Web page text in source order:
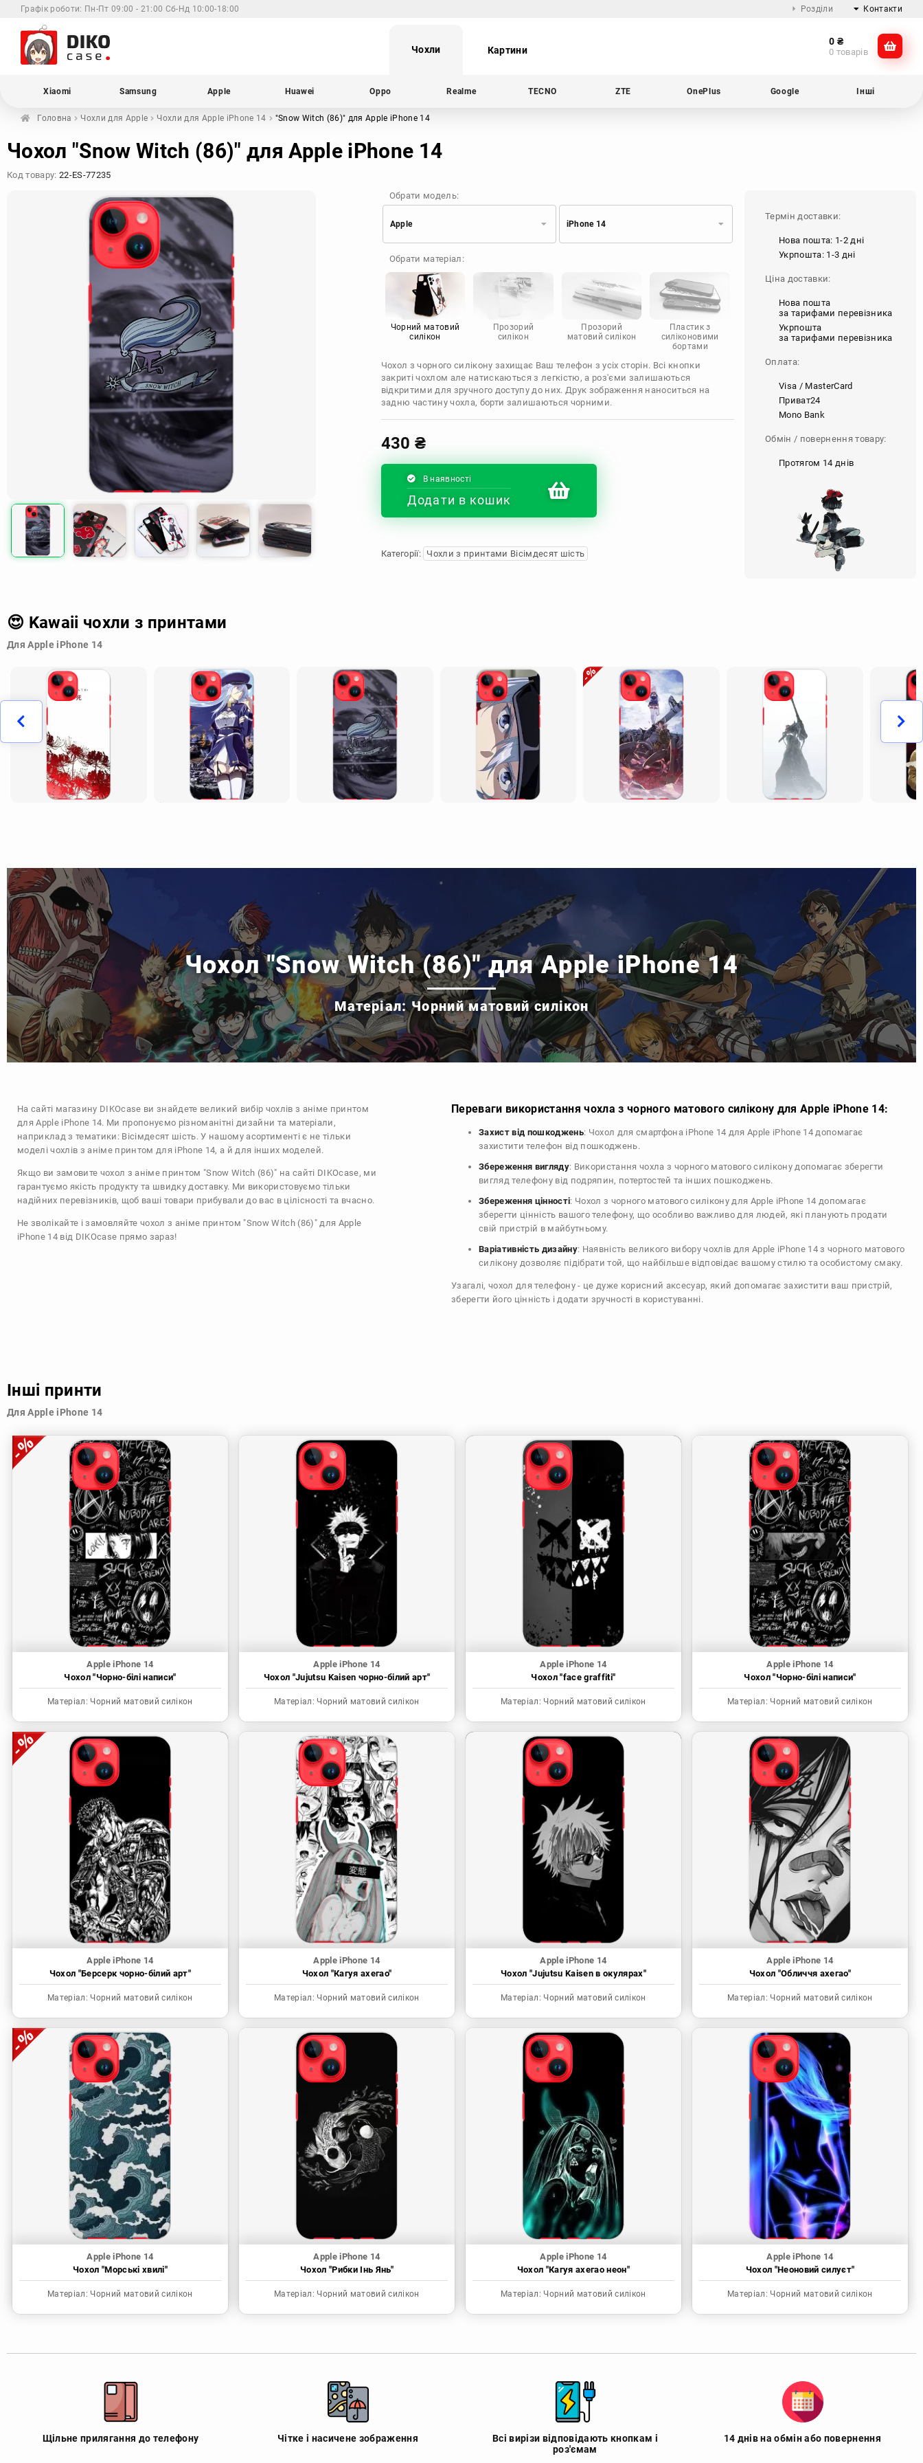
Графік роботи: Пн-Пт 09:00 - 21:00 Сб-Нд 10:00-18:00 Розділи Контакти
@dikocase
Чохли Картини
0 ₴
0 товарів
Xiaomi Samsung Apple Huawei Oppo Realme TECNO ZTE OnePlus Google Інші
Головна Чохли для Apple Чохли для Apple iPhone 14 "Snow Witch (86)" для Apple iPhone 14
Чохол "Snow Witch (86)" для Apple iPhone 14
Код товару: 22-ES-77235
Обрати модель:
Apple
Samsung
Apple
Oppo
Realme
OnePlus
Google
Doogee
Motorola
iPhone 14
Обрати матеріал:
Чорний матовий
силікон
Прозорий
силікон
Прозорий
матовий силікон
Пластик з
силіконовими
бортами
Чохол з чорного силікону захищає Ваш телефон з усіх сторін. Всі кнопки
закриті чохлом але натискаються з легкістю, а роз'єми залишаються
відкритими для зручного доступу до них. Друк зображення наноситься на
задню частину чохла, борти залишаються чорними.
430 ₴
В наявності
Додати в кошик
Категорії: Чохли з принтами Вісімдесят шість
Термін доставки:
Нова пошта: 1-2 дні
Укрпошта: 1-3 дні
Ціна доставки:
Нова пошта
за тарифами перевізника
Укрпошта
за тарифами перевізника
Оплата:
Visa / MasterCard
Приват24
Mono Bank
Обмін / повернення товару:
Протягом 14 днів
😍 Kawaii чохли з принтами
Для Apple iPhone 14
Чохол "Snow Witch (86)" для Apple iPhone 14
Матеріал: Чорний матовий силікон
На сайті магазину DIKOcase ви знайдете великий вибір чохлів з аніме принтом
для Apple iPhone 14. Ми пропонуємо різноманітні дизайни та матеріали,
наприклад з тематики: Вісімдесят шість. У нашому асортименті є не тільки
моделі чохлів з аніме принтом для iPhone 14, а й для інших моделей.
Якщо ви замовите чохол з аніме принтом "Snow Witch (86)" на сайті DIKOcase, ми
гарантуємо якість продукту та швидку доставку. Ми використовуємо тільки
надійних перевізників, щоб ваші товари прибували до вас в цілісності та вчасно.
Не зволікайте і замовляйте чохол з аніме принтом "Snow Witch (86)" для Apple
iPhone 14 від DIKOcase прямо зараз!
Переваги використання чохла з чорного матового силікону для Apple iPhone 14:
Захист від пошкоджень: Чохол для смартфона iPhone 14 для Apple iPhone 14 допомагає
захистити телефон від пошкоджень.
Збереження вигляду: Використання чохла з чорного матового силікону допомагає зберегти
вигляд телефону від подряпин, потертостей та інших пошкоджень.
Збереження цінності: Чохол з чорного матового силікону для Apple iPhone 14 допомагає
зберегти цінність вашого телефону, що особливо важливо для людей, які планують продати
свій пристрій в майбутньому.
Варіативність дизайну: Наявність великого вибору чохлів для Apple iPhone 14 з чорного матового
силікону дозволяє підібрати той, що найбільше відповідає вашому стилю та особистому смаку.
Узагалі, чохол для телефону - це дуже корисний аксесуар, який допомагає захистити ваш пристрій,
зберегти його цінність і додати зручності в користуванні.
Інші принти
Для Apple iPhone 14
Apple iPhone 14
Чохол "Чорно-білі написи"
Матеріал: Чорний матовий силікон
Apple iPhone 14
Чохол "Jujutsu Kaisen чорно-білий арт"
Матеріал: Чорний матовий силікон
Apple iPhone 14
Чохол "face graffiti"
Матеріал: Чорний матовий силікон
Apple iPhone 14
Чохол "Чорно-білі написи"
Матеріал: Чорний матовий силікон
Apple iPhone 14
Чохол "Берсерк чорно-білий арт"
Матеріал: Чорний матовий силікон
Apple iPhone 14
Чохол "Кагуя ахегао"
Матеріал: Чорний матовий силікон
Apple iPhone 14
Чохол "Jujutsu Kaisen в окулярах"
Матеріал: Чорний матовий силікон
Apple iPhone 14
Чохол "Обличчя ахегао"
Матеріал: Чорний матовий силікон
Apple iPhone 14
Чохол "Морські хвилі"
Матеріал: Чорний матовий силікон
Apple iPhone 14
Чохол "Рибки Інь Янь"
Матеріал: Чорний матовий силікон
Apple iPhone 14
Чохол "Кагуя ахегао неон"
Матеріал: Чорний матовий силікон
Apple iPhone 14
Чохол "Неоновий силуєт"
Матеріал: Чорний матовий силікон
Щільне прилягання до телефону Чітке і насичене зображення
Всі вирізи відповідають кнопкам і
роз'ємам
14 днів на обмін або повернення